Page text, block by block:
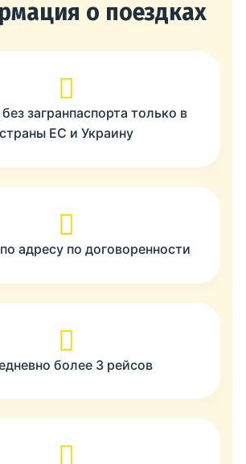
о поездках
загранпаспорта только в
страны ЕС и Украину
адресу по договоренности
более 3 рейсов